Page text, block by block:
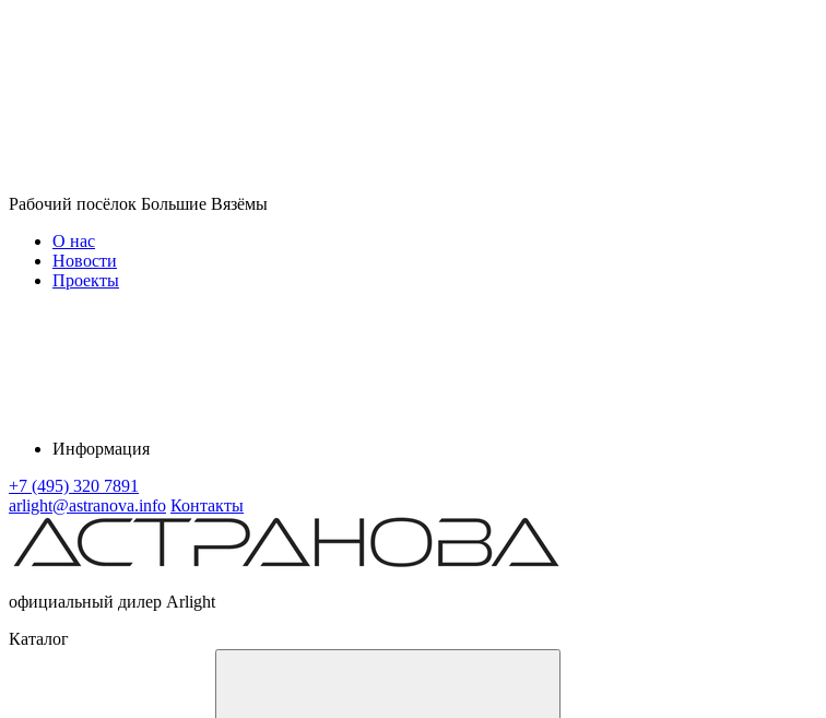
Рабочий посёлок Большие Вязёмы
О нас
Новости
Проекты
Информация
+7 (495) 320 7891
arlight@astranova.info Контакты
официальный дилер Arlight
Каталог